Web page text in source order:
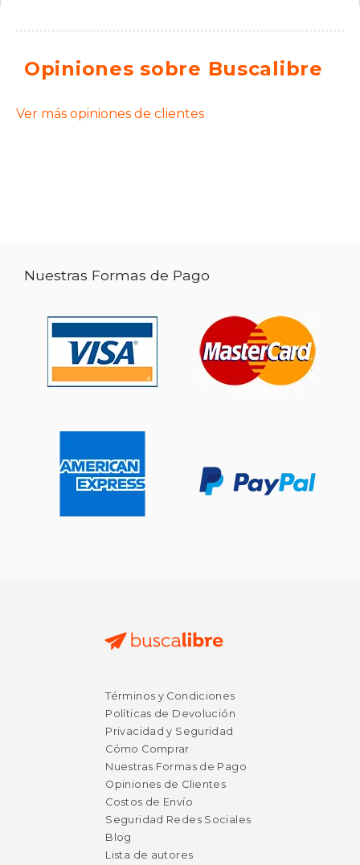
Opiniones sobre Buscalibre
Ver más opiniones de clientes
Nuestras Formas de Pago
Términos y Condiciones
Políticas de Devolución
Privacidad y Seguridad
Cómo Comprar
Nuestras Formas de Pago
Opiniones de Clientes
Costos de Envío
Seguridad Redes Sociales
Blog
Lista de autores